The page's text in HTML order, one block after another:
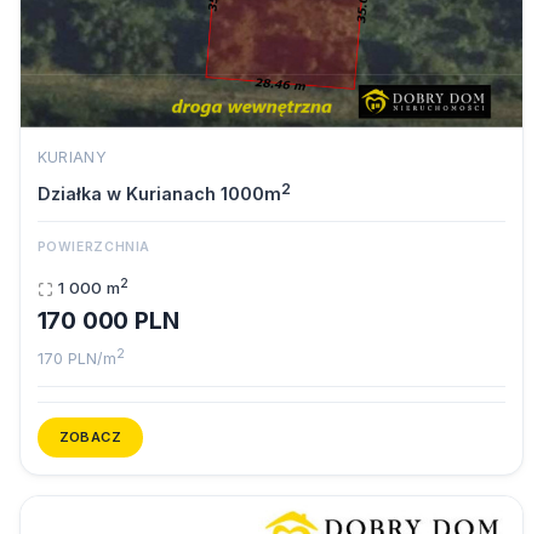
KURIANY
Działka w Kurianach 1000m2
POWIERZCHNIA
1 000 m2
170 000 PLN
170 PLN/m2
ZOBACZ